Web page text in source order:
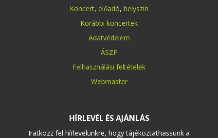
Koncert, előadó, helyszín
Korábbi koncertek
Adatvédelem
ÁSZF
Felhasználási feltételek
Webmaster
HÍRLEVÉL ÉS AJÁNLÁS
Iratkozz fel hírlevelünkre, hogy tájékoztathassunk a